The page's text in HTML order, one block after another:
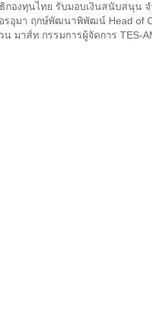
องทุนไทย รับมอบเงินสนับสนุน
อุมา ฤกษ์พัฒนาพิพัฒน์ Head of
น มาส์ท กรรมการผู้จัดการ TES-